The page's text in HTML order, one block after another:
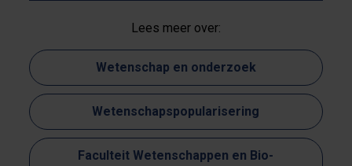
Lees meer over:
Wetenschap en onderzoek
Wetenschapspopularisering
Faculteit Wetenschappen en Bio-